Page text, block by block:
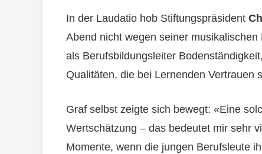
In der Laudatio hob Stiftungspräsident
Abend nicht wegen seiner
als Berufsbildungsleiter
Qualitäten, die bei Lernenden Vertrauen
Graf selbst zeigte sich bewegt: «Eine
Wertschätzung – das bedeutet mir sehr
Momente, wenn die jungen Berufsleute